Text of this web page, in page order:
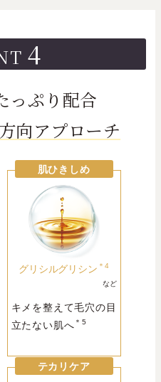
4
っぷり配合
向アプローチ
肌ひきしめ
グリシルグリシン ＊4
など
キメを整えて毛穴の目
立たない肌へ ＊5
テカリケア